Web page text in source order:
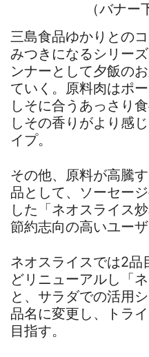
（バナー
三島食品ゆかりとの
みつきになるシリー
ンナーとして夕飯の
ていく。原料肉はポ
しそに合うあっさり
しその香りがより感
イプ。
その他、原料が高騰
品として、ソーセー
した「ネオスライス
節約志向の高いユー
ネオスライスでは2品
どリニューアルし「
と、サラダでの活用
品名に変更し、トラ
目指す。